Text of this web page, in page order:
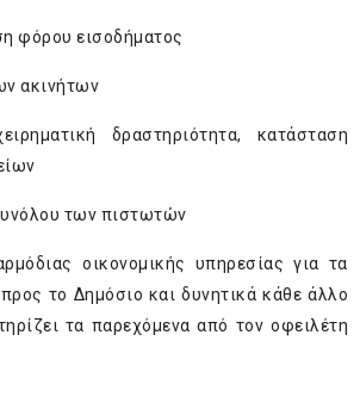
φόρου εισοδήματος
ακινήτων
δραστηριότητα, κατάσταση
των πιστωτών
οικονομικής υπηρεσίας για τα
το Δημόσιο και δυνητικά κάθε άλλο
τα παρεχόμενα από τον οφειλέτη